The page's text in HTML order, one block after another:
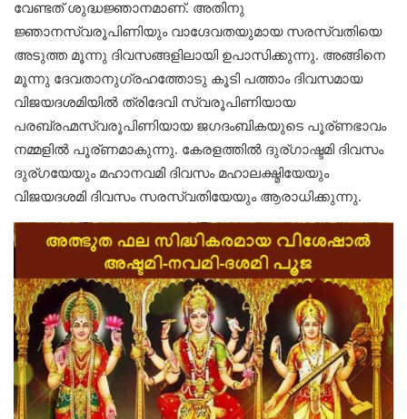
വേണ്ടത് ശുദ്ധജ്ഞാനമാണ്. അതിനു
ജ്ഞാനസ്വരൂപിണിയും വാഗ്ദേവതയുമായ സരസ്വതിയെ
അടുത്ത മൂന്നു ദിവസങ്ങളിലായി ഉപാസിക്കുന്നു. അങ്ങിനെ
മൂന്നു ദേവതാനുഗ്രഹത്തോടു കൂടി പത്താം ദിവസമായ
വിജയദശമിയിൽ ത്രിദേവി സ്വരൂപിണിയായ
പരബ്രഹ്മസ്വരൂപിണിയായ ജഗദംബികയുടെ പൂര്ണഭാവം
നമ്മളിൽ പൂര്ണമാകുന്നു. കേരളത്തിൽ ദുര്ഗാഷ്ടമി ദിവസം
ദുര്ഗയേയും മഹാനവമി ദിവസം മഹാലക്ഷ്മിയേയും
വിജയദശമി ദിവസം സരസ്വതിയേയും ആരാധിക്കുന്നു.